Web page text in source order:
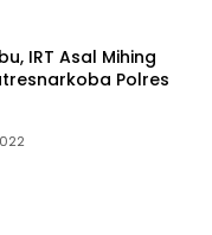
IRT Asal Mihing
Polres